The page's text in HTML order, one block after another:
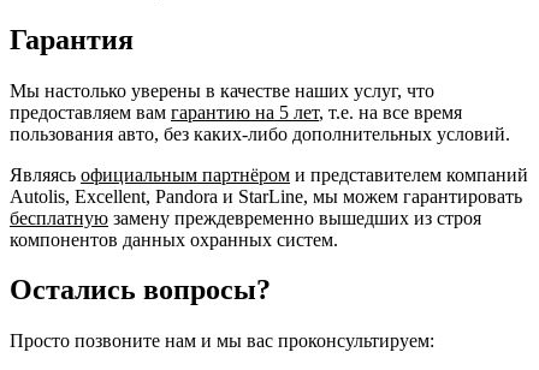
Гарантия
Мы настолько уверены в качестве наших услуг, что
предоставляем вам гарантию на 5 лет, т.е. на все время
пользования авто, без каких-либо дополнительных условий.
Являясь официальным партнёром и представителем компаний
Autolis, Excellent, Pandora и StarLine, мы можем гарантировать
бесплатную замену преждевременно вышедших из строя
компонентов данных охранных систем.
Остались вопросы?
Просто позвоните нам и мы вас проконсультируем: